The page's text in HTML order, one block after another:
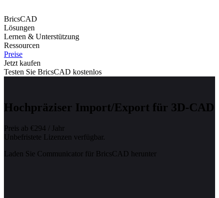
BricsCAD
Lösungen
Lernen & Unterstützung
Ressourcen
Preise
Jetzt kaufen
Testen Sie BricsCAD kostenlos
Hochpräziser Import/Export für 3D-CAD
Preis ab €294 / Jahr
Unbefristete Lizenzen verfügbar.
Laden Sie Communicator für BricsCAD herunter